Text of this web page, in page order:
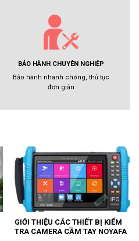
BẢO HÀNH CHUYÊN NGHIỆP
Bảo hành nhanh chóng, thủ tục
đơn giản
GIỚI THIỆU CÁC THIẾT BỊ KIỂM
TRA CAMERA CẦM TAY NOYAFA